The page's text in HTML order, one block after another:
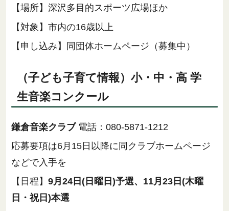
【場所】深沢多目的スポーツ広場ほか
【対象】市内の16歳以上
【申し込み】同団体ホームページ（募集中）
（子ども子育て情報）小・中・高 学
生音楽コンクール
鎌倉音楽クラブ電話：080-5871-1212
応募要項は6月15日以降に同クラブホームページ
などで入手を
【日程】 9月24日(日曜日)予選、11月23日(木曜
日・祝日)本選